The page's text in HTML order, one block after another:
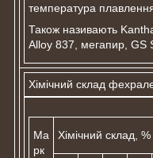
температура плавлення
Також називають
Alloy 837, мегапир, GS
Хімічний склад
Ма
рк
Хімічний склад, %